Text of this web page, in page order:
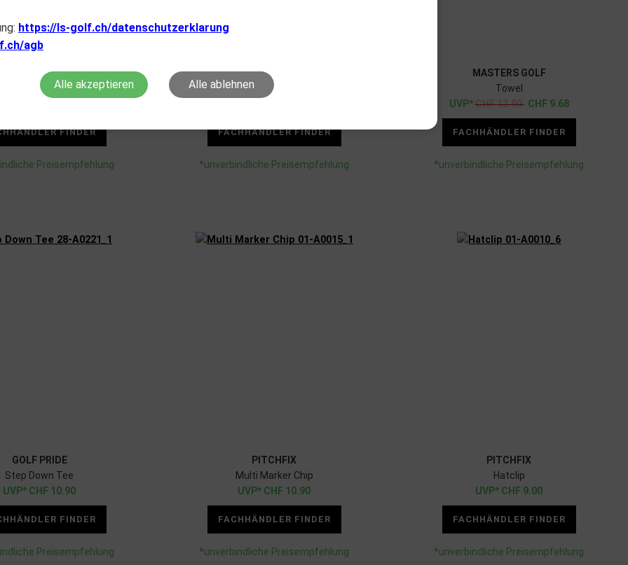
PITCHFIX
Fusion 2.5
FINDER
Preisempfehlung
PITCHFIX
Tour Edition
FACHHÄNDLER FINDER
*unverbindliche Preisempfehlung
MASTERS GOLF
Towel
CHF12.90 CHF 9.68
FACHHÄNDLER FINDER
*unverbindliche Preisempfehlung
GOLF PRIDE
Step Down Tee
CHF 10.90
FINDER
Preisempfehlung
PITCHFIX
Multi Marker Chip
CHF 10.90
FACHHÄNDLER FINDER
*unverbindliche Preisempfehlung
PITCHFIX
Hatclip
CHF 9.00
FACHHÄNDLER FINDER
*unverbindliche Preisempfehlung
https://ls-golf.ch/datenschutzerklarung
agb
Alle akzeptieren Alle ablehnen